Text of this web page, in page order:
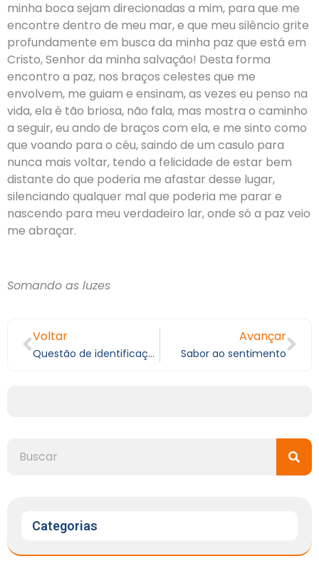
minha boca sejam direcionadas a mim, para que me
encontre dentro de meu mar, e que meu silêncio grite
profundamente em busca da minha paz que está em
Cristo, Senhor da minha salvação! Desta forma
encontro a paz, nos braços celestes que me
envolvem, me guiam e ensinam, as vezes eu penso na
vida, ela é tão briosa, não fala, mas mostra o caminho
a seguir, eu ando de braços com ela, e me sinto como
que voando para o céu, saindo de um casulo para
nunca mais voltar, tendo a felicidade de estar bem
distante do que poderia me afastar desse lugar,
silenciando qualquer mal que poderia me parar e
nascendo para meu verdadeiro lar, onde só a paz veio
me abraçar.
Somando as luzes
Voltar
Questão de identificação
Avançar
Sabor ao sentimento
Categorias